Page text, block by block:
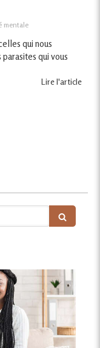
mentale
qui nous
qui vous
Lire l'article